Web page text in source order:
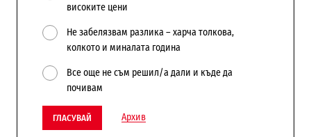
високите цени
Не забелязвам разлика – харча толкова,
колкото и миналата година
Все още не съм решил/а дали и къде да
почивам
ГЛАСУВАЙ Архив